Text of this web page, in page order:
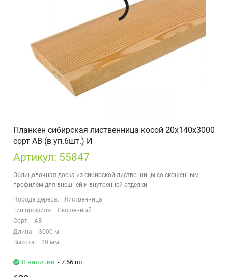
Планкен сибирская лиственница косой 20х140х3000
сорт АВ (в уп.6шт.) И
Артикул: 55847
Облицовочная доска из сибирской лиственницы со скошенным
профилем для внешней и внутренней отделки
Порода дерева:
Лиственница
Тип профиля:
Скошенный
Сорт:
АВ
Длина:
3000 м
Высота:
20 мм
В наличии - 7.56 шт.